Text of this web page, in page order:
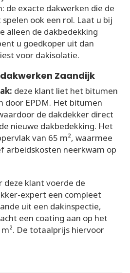
de exacte dakwerken die de
ook een rol. Laat u bij
alleen de dakbedekking
u goedkoper uit dan
voor dakisolatie.
Zaandijk
deze klant liet het bitumen
door EPDM. Het bitumen
de dakdekker direct
nieuwe dakbedekking. Het
van 65 m², waarmee
arbeidskosten neerkwam op
deze klant voerde de
expert een compleet
uit een dakinspectie,
een coating aan op het
De totaalprijs hiervoor